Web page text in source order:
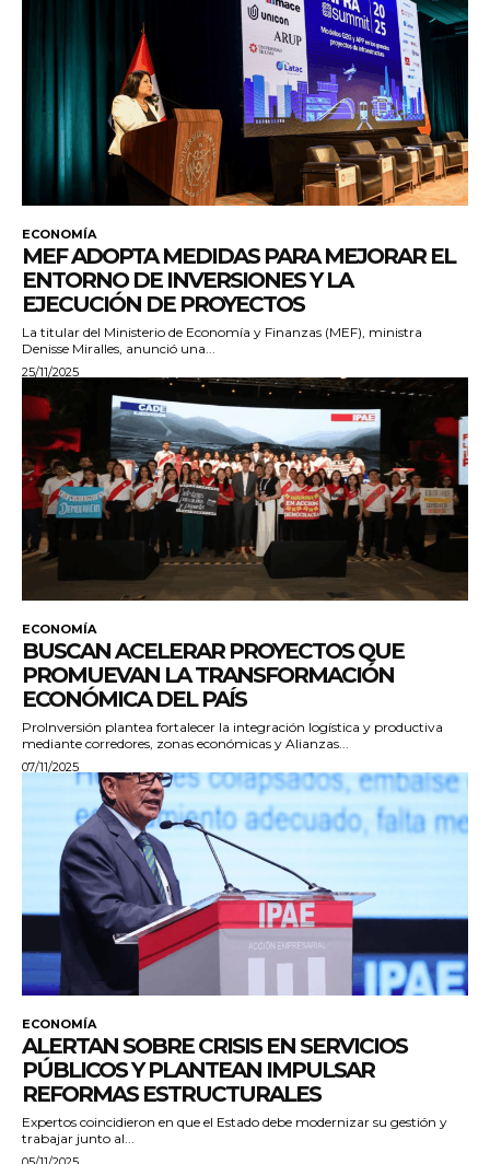
ECONOMÍA
MEF ADOPTA MEDIDAS PARA MEJORAR EL
ENTORNO DE INVERSIONES Y LA
EJECUCIÓN DE PROYECTOS
La titular del Ministerio de Economía y Finanzas (MEF), ministra
Denisse Miralles, anunció una...
25/11/2025
ECONOMÍA
BUSCAN ACELERAR PROYECTOS QUE
PROMUEVAN LA TRANSFORMACIÓN
ECONÓMICA DEL PAÍS
ProInversión plantea fortalecer la integración logística y productiva
mediante corredores, zonas económicas y Alianzas...
07/11/2025
ECONOMÍA
ALERTAN SOBRE CRISIS EN SERVICIOS
PÚBLICOS Y PLANTEAN IMPULSAR
REFORMAS ESTRUCTURALES
Expertos coincidieron en que el Estado debe modernizar su gestión y
trabajar junto al...